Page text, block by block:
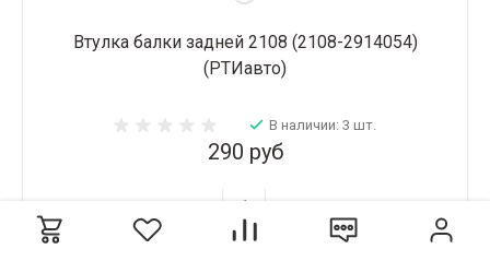
Втулка балки задней 2108 (2108-2914054)
(РТИавто)
В наличии: 3 шт.
290 руб